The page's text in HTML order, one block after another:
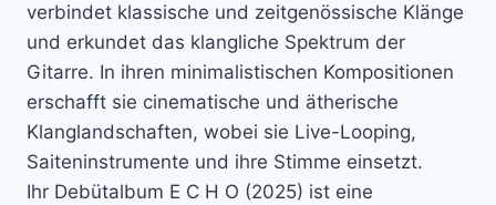
verbindet klassische und zeitgenössische Klänge
und erkundet das klangliche Spektrum der
Gitarre. In ihren minimalistischen Kompositionen
erschafft sie cinematische und ätherische
Klanglandschaften, wobei sie Live-Looping,
Saiteninstrumente und ihre Stimme einsetzt.
Ihr Debütalbum E C H O (2025) ist eine